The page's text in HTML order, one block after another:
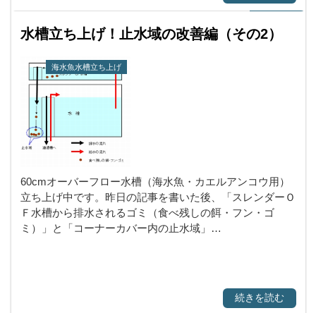
水槽立ち上げ！止水域の改善編（その2）
海水魚水槽立ち上げ
60cmオーバーフロー水槽（海水魚・カエルアンコウ用）
立ち上げ中です。昨日の記事を書いた後、「スレンダーＯ
Ｆ水槽から排水されるゴミ（食べ残しの餌・フン・ゴ
ミ）」と「コーナーカバー内の止水域」…
続きを読む